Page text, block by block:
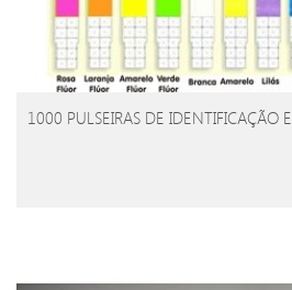
1000 PULSEIRAS DE IDENTIFICAÇÃO